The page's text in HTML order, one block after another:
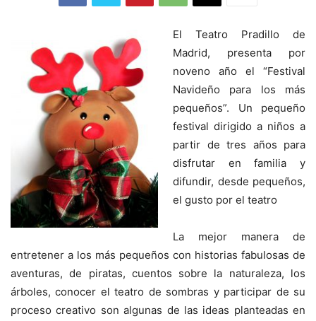
El Teatro Pradillo de
Madrid, presenta por
noveno año el “Festival
Navideño para los más
pequeños”. Un pequeño
festival dirigido a niños a
partir de tres años para
disfrutar en familia y
difundir, desde pequeños,
el gusto por el teatro
La mejor manera de
entretener a los más pequeños con historias fabulosas de
aventuras, de piratas, cuentos sobre la naturaleza, los
árboles, conocer el teatro de sombras y participar de su
proceso creativo son algunas de las ideas planteadas en